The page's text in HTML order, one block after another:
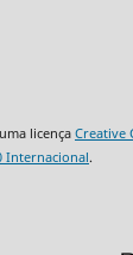
licença Creative
Internacional.